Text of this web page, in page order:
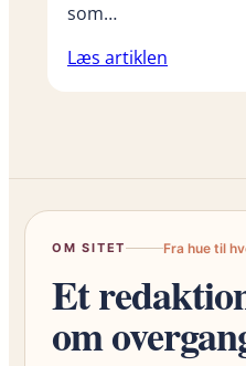
som…
Læs artiklen
OM SITET Fra hue til
Et
om